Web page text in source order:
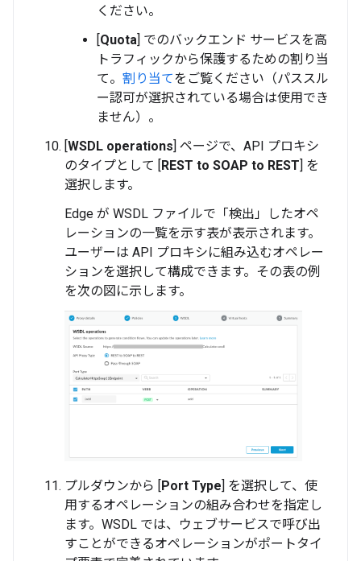
ください。
[Quota] でのバックエンド サービスを高
トラフィックから保護するための割り当
て。 割り当てをご覧ください（パススル
ー認可が選択されている場合は使用でき
ません）。
[WSDL operations] ページで、API プロキシ
のタイプとして [REST to SOAP to REST] を
選択します。
Edge が WSDL ファイルで「検出」したオペ
レーションの一覧を示す表が表示されます。
ユーザーは API プロキシに組み込むオペレー
ションを選択して構成できます。その表の例
を次の図に示します。
プルダウンから [ Port Type ] を選択して、使
用するオペレーションの組み合わせを指定し
ます。WSDL では、ウェブサービスで呼び出
すことができるオペレーションがポートタイ